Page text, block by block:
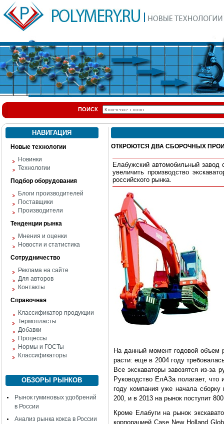
ПОИСК
НАВИГАЦИЯ
Новые технологии
Новинки
Технологии
Подбор оборудования
Блоги производителей
Поставщики
Производители
Тенденции рынка
Мнения и оценки
Новости и статистика
Сотрудничество
Реклама на сайте
Для авторов
Контакты
Справочная
Классификатор продукции
Термопласты
Добавки
Процессы
Нормы и ГОСТы
Классификаторы
ОБЗОРЫ РЫНКОВ
Рынок гуминовых удобрений
в России
Анализ рынка кокса в России
ОТКРОЮТСЯ ДВА СБОРОЧНЫХ
Елабужский автомобильный завод
увеличить производство
российского рынка.
На данный момент годовой объем
расти: еще в 2004 году
Все экскаваторы завозятся из-
Руководство ЕлАЗа полагает,
году компания уже начала
200, и в 2013 на рынок поступит
Кроме Елабуги на рынок
корпорацией Case New Holland